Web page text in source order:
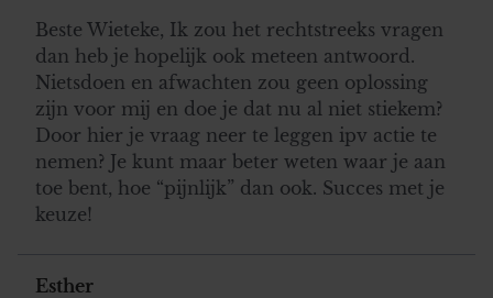
Beste Wieteke, Ik zou het rechtstreeks vragen
dan heb je hopelijk ook meteen antwoord.
Nietsdoen en afwachten zou geen oplossing
zijn voor mij en doe je dat nu al niet stiekem?
Door hier je vraag neer te leggen ipv actie te
nemen? Je kunt maar beter weten waar je aan
toe bent, hoe “pijnlijk” dan ook. Succes met je
keuze!
Esther